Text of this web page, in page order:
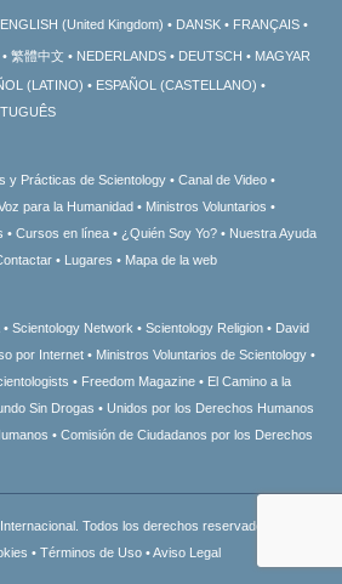
ENGLISH (United Kingdom) DANSK FRANÇAIS
繁體中文 NEDERLANDS DEUTSCH
MAGYAR
(LATINO)
ESPAÑOL (CASTELLANO)
y Prácticas de Scientology
Canal de Video
para la Humanidad
Ministros Voluntarios
Cursos en línea ¿Quién Soy Yo?
Nuestra Ayuda
Lugares Mapa de la web
Scientology Network Scientology Religion
David
por Internet
Ministros Voluntarios de Scientology
Freedom Magazine
El Camino a la
Sin Drogas
Unidos por los Derechos Humanos
Comisión de Ciudadanos por los Derechos
Todos los derechos reservados.
• Términos de Uso •Aviso Legal